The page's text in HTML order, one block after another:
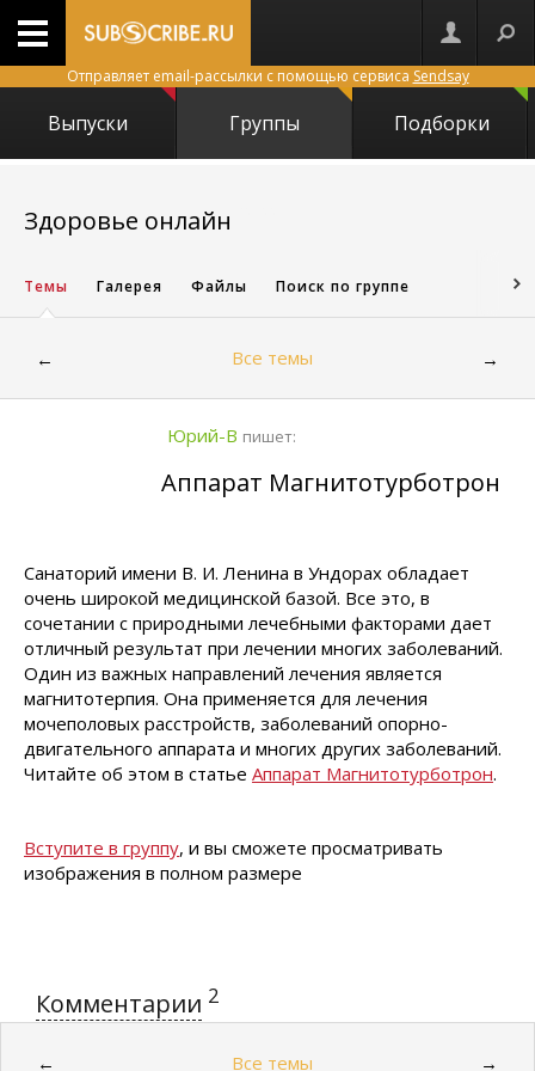
Отправляет email-рассылки с помощью сервиса Sendsay
Выпуски Группы Подборки
Здоровье онлайн
Темы Галерея Файлы Поиск по группе
← Все темы →
Юрий-В пишет:
Аппарат Магнитотурботрон
Санаторий имени В. И. Ленина в Ундорах обладает
очень широкой медицинской базой. Все это, в
сочетании с природными лечебными факторами дает
отличный результат при лечении многих заболеваний.
Один из важных направлений лечения является
магнитотерпия. Она применяется для лечения
мочеполовых расстройств, заболеваний опорно-
двигательного аппарата и многих других заболеваний.
Читайте об этом в статье Аппарат Магнитотурботрон.
Вступите в группу, и вы сможете просматривать
изображения в полном размере
Комментарии 2
← Все темы →